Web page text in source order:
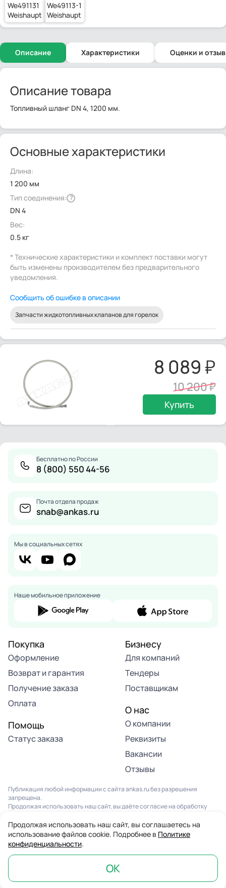
We491131
Weishaupt
We49113-1
Weishaupt
Описание Характеристики Оценки и
Описание товара
Топливный шланг DN 4, 1200 мм.
Основные характеристики
Длина:
1 200 мм
Тип соединения: ?
DN 4
Вес:
0.5 кг
* Технические характеристики и комплект поставки могут
быть изменены производителем без предварительного
уведомления.
Сообщить об ошибке в описании
Запчасти жидкотопливных клапанов для горелок
8 089
10 200
Купить
Бесплатно по России
8 (800) 550 44-56
Почта отдела продаж
snab@ankas.ru
Мы в социальных сетях
Наше мобильное приложение
Покупка
Оформление
Возврат и гарантия
Получение заказа
Оплата
Помощь
Статус заказа
Бизнесу
Для компаний
Тендеры
Поставщикам
О нас
О компании
Реквизиты
Вакансии
Отзывы
Публикация любой информации с сайта ankas.ru без разрешения
запрещена.
Продолжая использовать наш сайт, вы даёте согласие на обработку
конфиденциальностииПользовательским соглашением.
© 2013-2026. Все права защищены. Компания “Анкас”
Главная Каталог Избранное Корзина Профиль
Продолжая использовать наш сайт, вы соглашаетесь на
использование файлов cookie. Подробнее в Политике
конфиденциальности.
ОК